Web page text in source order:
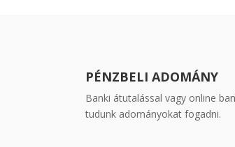
PÉNZBELI ADOMÁNY
Banki átutalással vagy online
tudunk adományokat fogadni.